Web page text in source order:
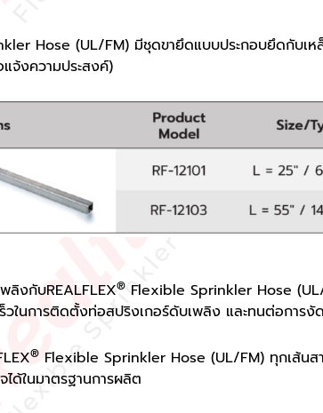
Hose (UL/FM) มีชุดขายึดแบบประกอบยึดกับเ
จ้งความประสงค์)
ลิงกับREALFLEX® Flexible Sprinkler Hose
วในการติดตั้งท่อสปริงเกอร์ดับเพลิง และทนต่อการงั
® Flexible Sprinkler Hose (UL/FM) ทุกเส้น
ด้ในมาตรฐานการผลิต